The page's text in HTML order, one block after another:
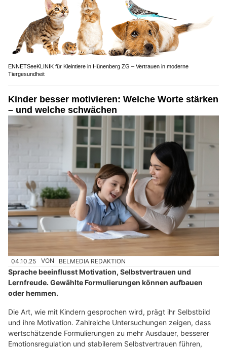
ENNETSeeKLINIK für Kleintiere in Hünenberg ZG – Vertrauen in moderne
Tiergesundheit
Kinder besser motivieren: Welche Worte stärken
– und welche schwächen
04.10.25 VON BELMEDIA REDAKTION
Sprache beeinflusst Motivation, Selbstvertrauen und
Lernfreude. Gewählte Formulierungen können aufbauen
oder hemmen.
Die Art, wie mit Kindern gesprochen wird, prägt ihr Selbstbild
und ihre Motivation. Zahlreiche Untersuchungen zeigen, dass
wertschätzende Formulierungen zu mehr Ausdauer, besserer
Emotionsregulation und stabilerem Selbstvertrauen führen,